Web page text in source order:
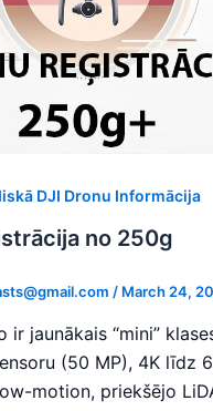
DJI Dronu Informācija
no 250g
/ March 24,
ir jaunākais “mini”
(50 MP), 4K līdz
motion, priekšējo